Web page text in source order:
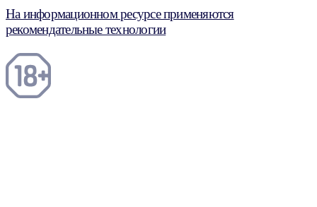
На информационном ресурсе применяются
рекомендательные технологии